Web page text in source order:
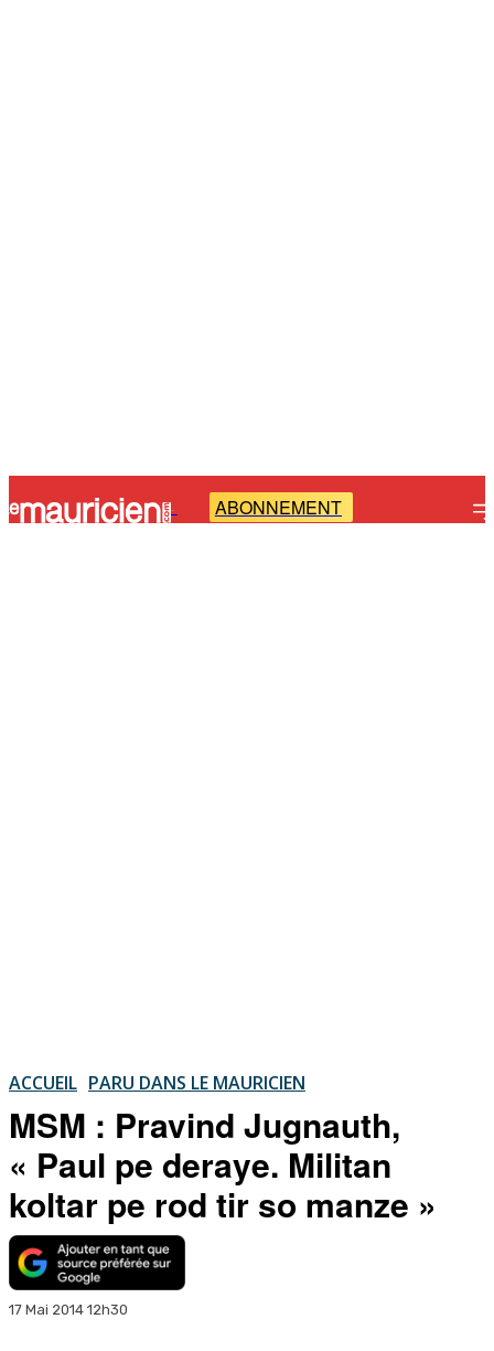
- ABONNEMENT
ACCUEIL PARU DANS LE MAURICIEN
MSM : Pravind Jugnauth,
« Paul pe deraye. Militan
koltar pe rod tir so manze »
17 Mai 2014 12h30